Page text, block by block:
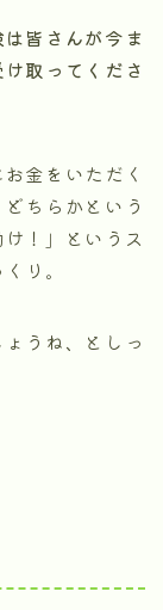
皆さんが今ま
取ってくださ
金をいただく
ちらかという
！」というス
り。
うね、としっ